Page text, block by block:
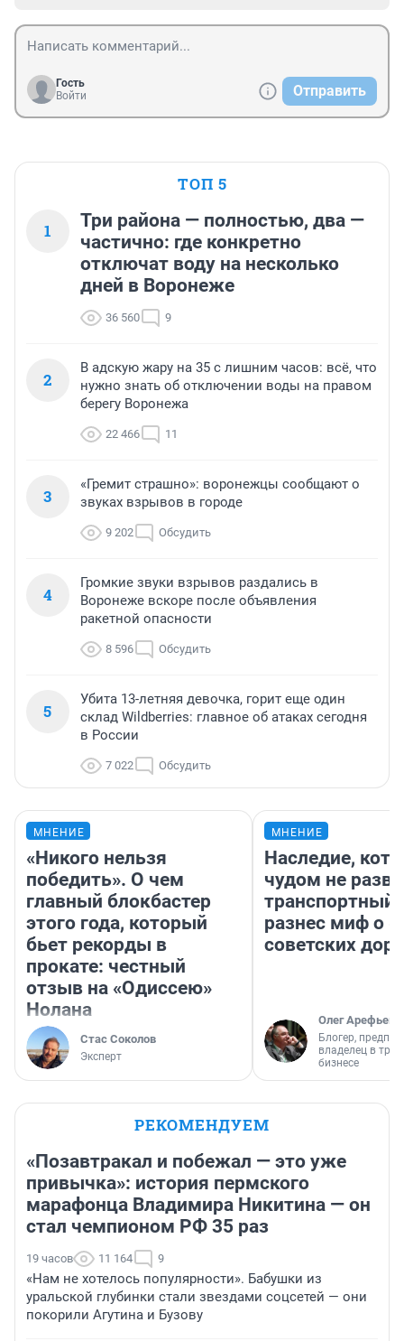
Гость
Войти
Отправить
ТОП 5
1
Три района — полностью, два —
частично: где конкретно
отключат воду на несколько
дней в Воронеже
36 560 9
2
В адскую жару на 35 с лишним часов: всё, что
нужно знать об отключении воды на правом
берегу Воронежа
22 466 11
3
«Гремит страшно»: воронежцы сообщают о
звуках взрывов в городе
9 202 Обсудить
4
Громкие звуки взрывов раздались в
Воронеже вскоре после объявления
ракетной опасности
8 596 Обсудить
5
Убита 13-летняя девочка, горит еще один
склад Wildberries: главное об атаках сегодня
в России
7 022 Обсудить
МНЕНИЕ
«Никого нельзя
победить». О чем
главный блокбастер
этого года, который
бьет рекорды в
прокате: честный
отзыв на «Одиссею»
Нолана
Стас Соколов
Эксперт
МНЕНИЕ
Наследие,
чудом не
транспортный
разнес миф о
советских
Олег Арефьев
Блогер,
владелец в
бизнесе
РЕКОМЕНДУЕМ
«Позавтракал и побежал — это уже
привычка»: история пермского
марафонца Владимира Никитина — он
стал чемпионом РФ 35 раз
19 часов 11 164 9
«Нам не хотелось популярности». Бабушки из
уральской глубинки стали звездами соцсетей — они
покорили Агутина и Бузову